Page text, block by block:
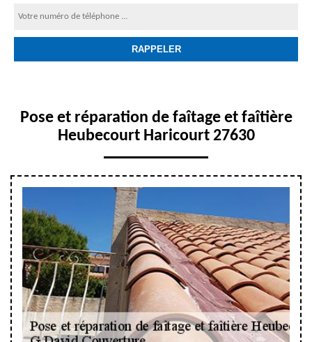
Pose et réparation de faîtage et faîtière
Heubecourt Haricourt 27630